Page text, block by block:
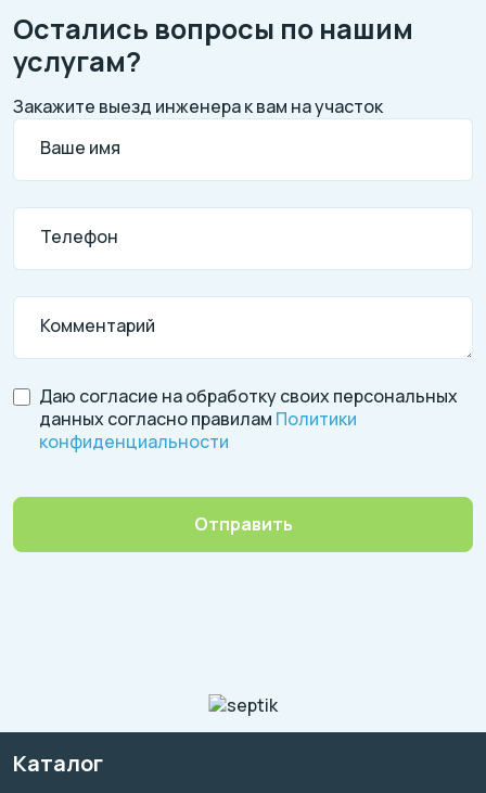
Остались вопросы по нашим
услугам?
Закажите выезд инженера к вам на участок
Ваше имя
Телефон
Комментарий
Даю согласие на обработку своих персональных
данных согласно правилам Политики
конфиденциальности
Отправить
Каталог